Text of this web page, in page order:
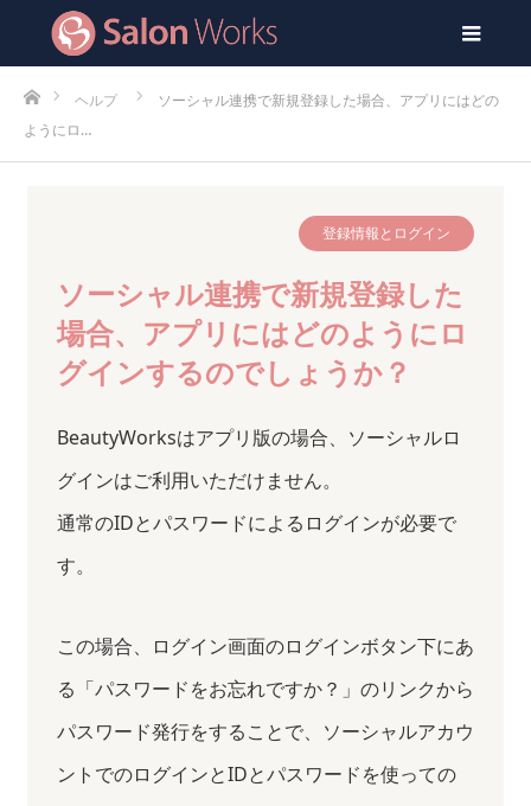
ホームヘルプ
ソーシャル連携で新規登録した場合、アプリにはどの
ようにロ…
登録情報とログイン
ソーシャル連携で新規登録した
場合、アプリにはどのようにロ
グインするのでしょうか？
BeautyWorksはアプリ版の場合、ソーシャルロ
グインはご利用いただけません。
通常のIDとパスワードによるログインが必要で
す。
この場合、ログイン画面のログインボタン下にあ
る「パスワードをお忘れですか？」のリンクから
パスワード発行をすることで、ソーシャルアカウ
ントでのログインとIDとパスワードを使っての